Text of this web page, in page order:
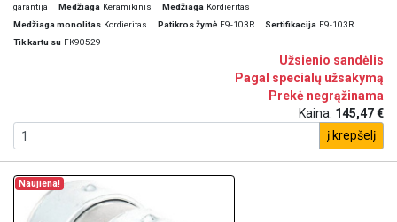
garantija
Medžiaga Keramikinis Medžiaga Kordieritas
Medžiaga monolitas Kordieritas Patikros žymė E9-103R Sertifikacija E9-103R
Tik kartu su FK90529
Užsienio sandėlis
Pagal specialų užsakymą
Prekė negrąžinama
Kaina: 145,47 €
į krepšelį
Naujiena!